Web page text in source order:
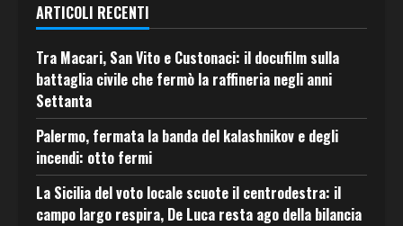
ARTICOLI RECENTI
Tra Macari, San Vito e Custonaci: il docufilm sulla
battaglia civile che fermò la raffineria negli anni
Settanta
Palermo, fermata la banda del kalashnikov e degli
incendi: otto fermi
La Sicilia del voto locale scuote il centrodestra: il
campo largo respira, De Luca resta ago della bilancia